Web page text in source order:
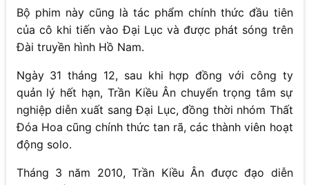
Bộ phim này cũng là tác phẩm chính thức đầu tiên
của cô khi tiến vào Đại Lục và được phát sóng trên
Đài truyền hình Hồ Nam.
Ngày 31 tháng 12, sau khi hợp đồng với công ty
quản lý hết hạn, Trần Kiều Ân chuyển trọng tâm sự
nghiệp diễn xuất sang Đại Lục, đồng thời nhóm Thất
Đóa Hoa cũng chính thức tan rã, các thành viên hoạt
động solo.
Tháng 3 năm 2010, Trần Kiều Ân được đạo diễn